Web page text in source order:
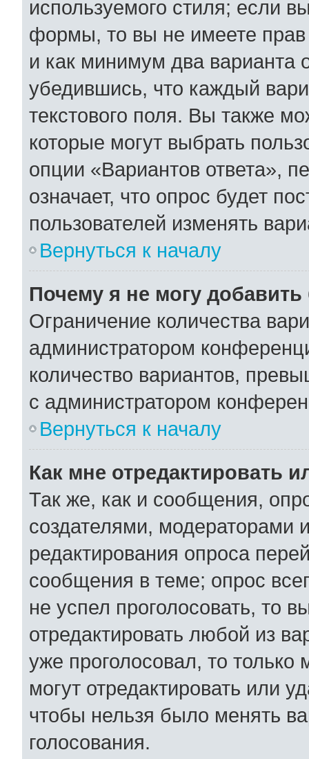
используемого стиля; если
формы, то вы не имеете прав
и как минимум два варианта
убедившись, что каждый
текстового поля. Вы также
которые могут выбрать
опции «Вариантов ответа»,
означает, что опрос будет
пользователей изменять
Вернуться к началу
Почему я не могу
Ограничение количества
администратором
количество вариантов,
с администратором
Вернуться к началу
Как мне отредактировать
Так же, как и сообщения,
создателями, модераторами
редактирования опроса
сообщения в теме; опрос
не успел проголосовать, то
отредактировать любой из
уже проголосовал, то
могут отредактировать или
чтобы нельзя было менять
голосования.